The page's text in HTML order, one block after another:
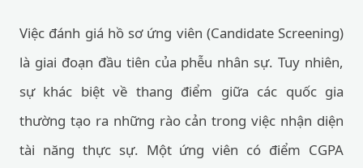
Việc đánh giá hồ sơ ứng viên (Candidate Screening)
là giai đoạn đầu tiên của phễu nhân sự. Tuy nhiên,
sự khác biệt về thang điểm giữa các quốc gia
thường tạo ra những rào cản trong việc nhận diện
tài năng thực sự. Một ứng viên có điểm CGPA